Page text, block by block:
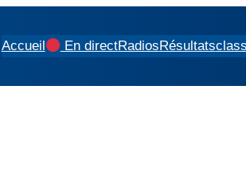
Accueil En directRadiosRésultats